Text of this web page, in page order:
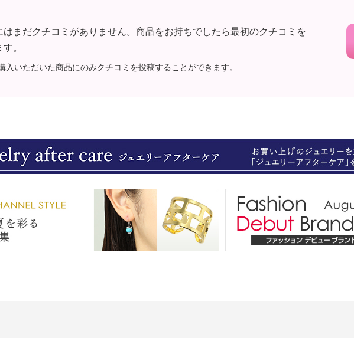
はまだクチコミがありません。商品をお持ちでしたら最初のクチコミを
。
入いただいた商品にのみクチコミを投稿することができます。